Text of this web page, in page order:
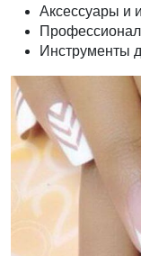
Аксессуары и
Инструменты